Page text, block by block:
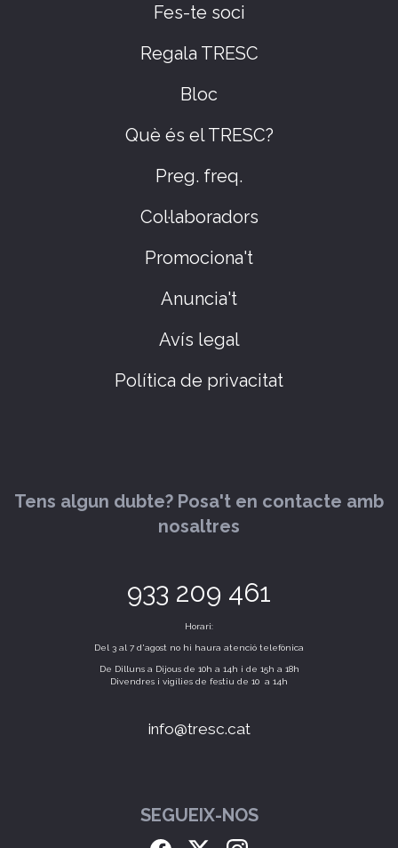
Fes-te soci
Regala TRESC
Bloc
Què és el TRESC?
Preg. freq.
Col·laboradors
Promociona't
Anuncia't
Avís legal
Política de privacitat
Tens algun dubte? Posa't en contacte amb
nosaltres
933 209 461
Horari:
Del 3 al 7 d'agost no hi haura atenció telefònica
De Dilluns a Dijous de 10h a 14h i de 15h a 18h
Divendres i vigílies de festiu de 10 a 14h
info@tresc.cat
SEGUEIX-NOS